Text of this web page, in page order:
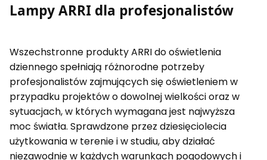
Lampy ARRI dla profesjonalistów
Wszechstronne produkty ARRI do oświetlenia
dziennego spełniają różnorodne potrzeby
profesjonalistów zajmujących się oświetleniem w
przypadku projektów o dowolnej wielkości oraz w
sytuacjach, w których wymagana jest najwyższa
moc światła. Sprawdzone przez dziesięciolecia
użytkowania w terenie i w studiu, aby działać
niezawodnie w każdych warunkach pogodowych i